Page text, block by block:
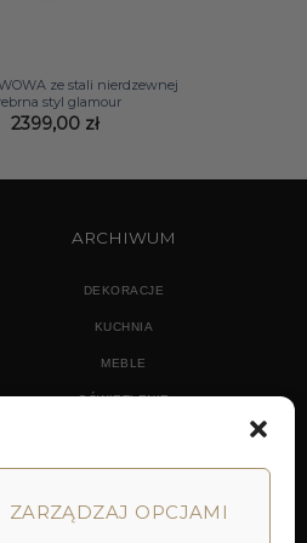
ZARZĄDZAJ OPCJAMI
ze stali nierdzewnej
styl glamour
2399,00 zł
ARCHIWUM
DEKORACJE
KUCHNIA
MEBLE
OŚWIETLENIE